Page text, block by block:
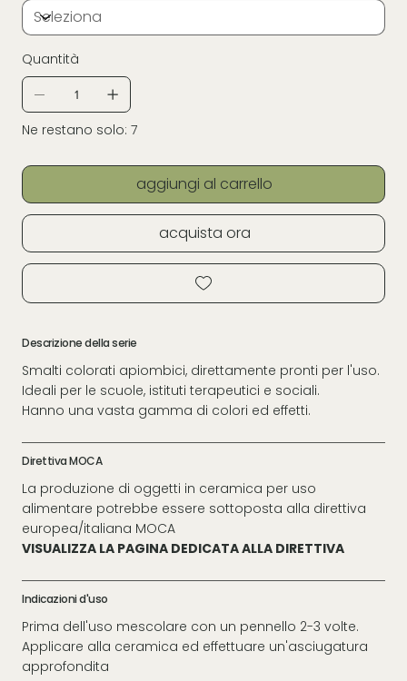
Quantità
Ne restano solo: 7
aggiungi al carrello
acquista ora
Descrizione della serie
Smalti colorati apiombici, direttamente pronti per l'uso.
Ideali per le scuole, istituti terapeutici e sociali.
Hanno una vasta gamma di colori ed effetti.
Direttiva MOCA
La produzione di oggetti in ceramica per uso
alimentare potrebbe essere sottoposta alla direttiva
europea/italiana MOCA
VISUALIZZA LA PAGINA DEDICATA ALLA DIRETTIVA
Indicazioni d'uso
Prima dell'uso mescolare con un pennello 2-3 volte.
Applicare alla ceramica ed effettuare un'asciugatura
approfondita